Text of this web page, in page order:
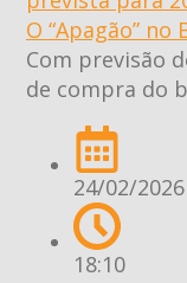
O “Apagão”
Com previsão
de compra do
24/02/2026
18:10